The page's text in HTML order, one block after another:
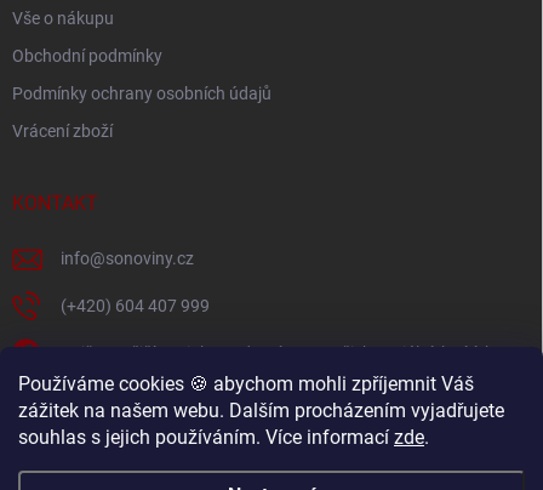
Používáme cookies 🍪 abychom mohli zpříjemnit Váš
zážitek na našem webu. Dalším procházením vyjadřujete
souhlas s jejich používáním. Více informací zde.
Vše o nákupu
Obchodní podmínky
Podmínky ochrany osobních údajů
Vrácení zboží
KONTAKT
info@sonoviny.cz
(+420) 604 407 999
Nejčerstvější novinky se dozvíte na našich sociálních sítích
sonoviny.cz
Videorecepty - Vaše oblíbené recepty v pohodlí domova